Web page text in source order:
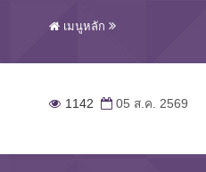
เมนูหลัก
1142 05 ส.ค. 2569